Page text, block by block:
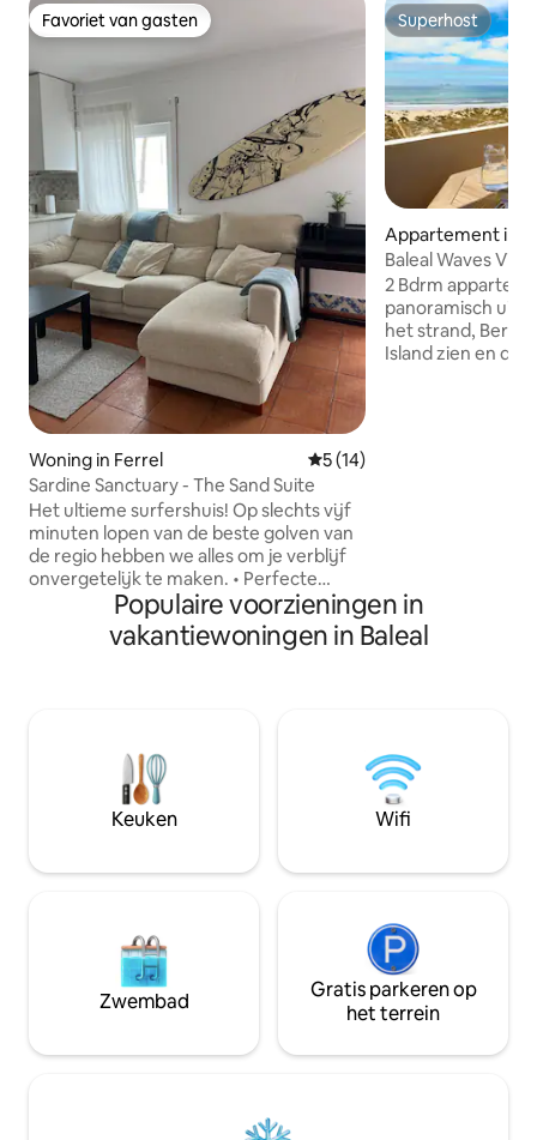
Favoriet van gasten
Favoriet van gasten
Woning in Ferrel Gemiddelde beoordeling
5 (14)
Sardine Sanctuary - The Sand Suite
Het ultieme surfershuis! Op slechts vijf
minuten lopen van de beste golven van
de regio hebben we alles om je verblijf
onvergetelijk te maken. • Perfecte
locatie - Dicht bij de beste surfstranden,
bars en surfwinkels. • Geoptimaliseerde
ruimte voor surfers - Binnenruimte om
tevoren om een soepel verblijf voor
iedereen te garanderen. • Achtertuin
met barbecue - Perfect om te
ontspannen en te socializen
Superhost
Superhost
Appartement in
Baleal Waves
met🔥
2 Bdrm
panoramisch
het strand,
Island zien en de
warm te houden
Populaire voorzieningen in
vakantiewoningen in Baleal
Keuken Wifi
Zwembad
Gratis parkeren op
het terrein